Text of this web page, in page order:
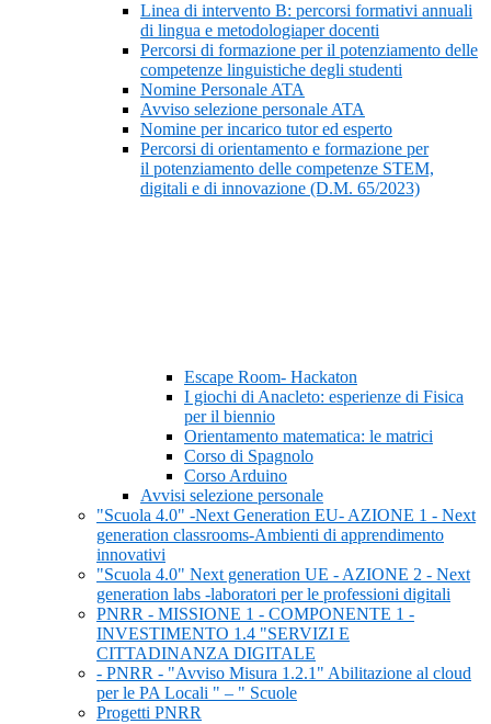
Linea di intervento B: percorsi formativi annuali
di lingua e metodologiaper docenti
Percorsi di formazione per il potenziamento delle
competenze linguistiche degli studenti
Nomine Personale ATA
Avviso selezione personale ATA
Nomine per incarico tutor ed esperto
Percorsi di orientamento e formazione per
il potenziamento delle competenze STEM,
digitali e di innovazione (D.M. 65/2023)
Escape Room- Hackaton
I giochi di Anacleto: esperienze di Fisica
per il biennio
Orientamento matematica: le matrici
Corso di Spagnolo
Corso Arduino
Avvisi selezione personale
"Scuola 4.0" -Next Generation EU- AZIONE 1 - Next
generation classrooms-Ambienti di apprendimento
innovativi
"Scuola 4.0" Next generation UE - AZIONE 2 - Next
generation labs -laboratori per le professioni digitali
PNRR - MISSIONE 1 - COMPONENTE 1 -
INVESTIMENTO 1.4 "SERVIZI E
CITTADINANZA DIGITALE
- PNRR - "Avviso Misura 1.2.1" Abilitazione al cloud
per le PA Locali " – " Scuole
Progetti PNRR